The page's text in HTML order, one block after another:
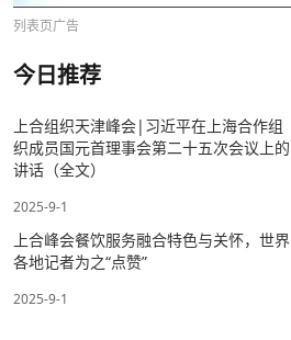
列表页广告
今日推荐
上合组织天津峰会|习近平在上海合作组
织成员国元首理事会第二十五次会议上的
讲话（全文）
2025-9-1
上合峰会餐饮服务融合特色与关怀，世界
各地记者为之“点赞”
2025-9-1